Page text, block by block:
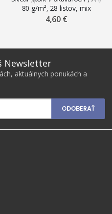
80 g/m², 28 listov, mix
motívov
4,60 €
Newsletter
aktuálnych ponukách a
ODOBERAŤ